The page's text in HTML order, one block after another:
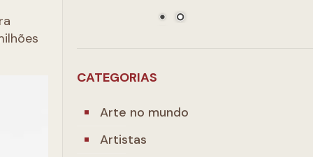
CATEGORIAS
Arte no mundo
Artistas